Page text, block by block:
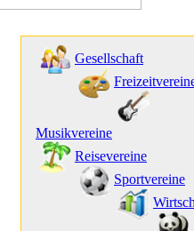
Gesellschaft
Musikvereine
Reisevereine
Sportvereine